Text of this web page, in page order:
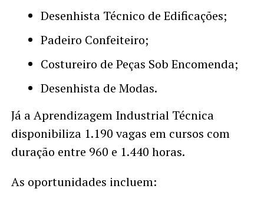
Desenhista Técnico de Edificações;
Padeiro Confeiteiro;
Costureiro de Peças Sob Encomenda;
Desenhista de Modas.
Já a Aprendizagem Industrial Técnica
disponibiliza 1.190 vagas em cursos com
duração entre 960 e 1.440 horas.
As oportunidades incluem: